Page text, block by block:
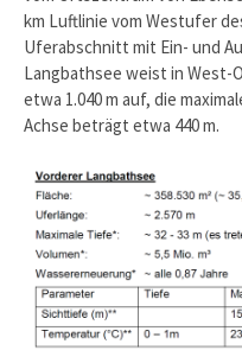
km Luftlinie vom Westufer
Uferabschnitt mit Ein- und
Langbathsee weist in West-
etwa 1.040 m auf, die
Achse beträgt etwa 440 m.